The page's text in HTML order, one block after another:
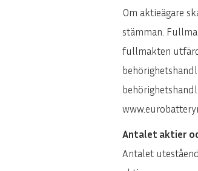
Om aktieägare
stämman.
fullmakten
Antalet aktier
Antalet